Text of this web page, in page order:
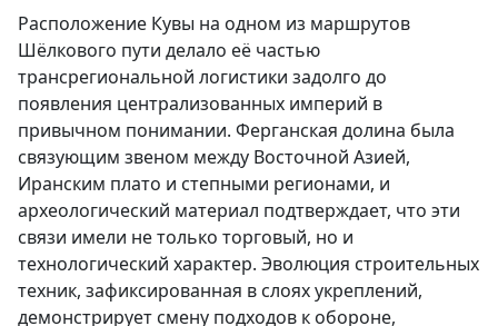
Расположение Кувы на одном из маршрутов
Шёлкового пути делало её частью
трансрегиональной логистики задолго до
появления централизованных империй в
привычном понимании. Ферганская долина была
связующим звеном между Восточной Азией,
Иранским плато и степными регионами, и
археологический материал подтверждает, что эти
связи имели не только торговый, но и
технологический характер. Эволюция строительных
техник, зафиксированная в слоях укреплений,
демонстрирует смену подходов к обороне,